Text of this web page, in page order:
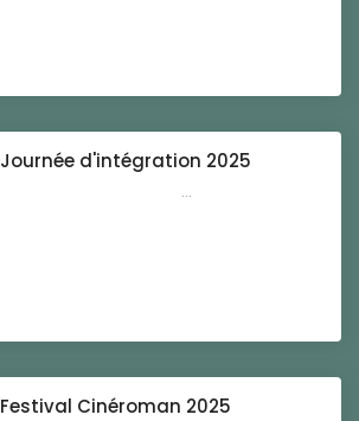
Journée d'intégration 2025
...
Festival Cinéroman 2025